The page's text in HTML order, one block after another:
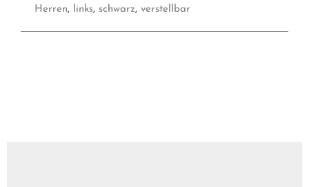
Herren, links, schwarz, verstellbar